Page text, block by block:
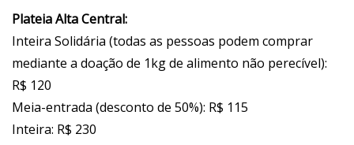
Plateia Alta Central:
Inteira Solidária (todas as pessoas podem comprar
mediante a doação de 1kg de alimento não perecível):
R$ 120
Meia-entrada (desconto de 50%): R$ 115
Inteira: R$ 230